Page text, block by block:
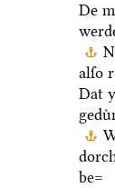
De
alſo
Dat
be=